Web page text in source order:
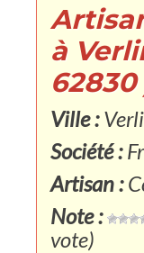
à
62830
Ville :
Société :
Artisan :
Note :
vote)